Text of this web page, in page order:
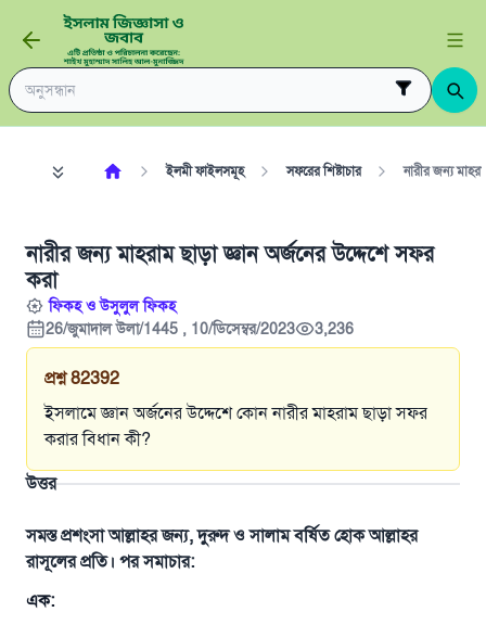
ইলমী ফাইলসমূহ সফরের শিষ্টাচার নারীর জন্য
নারীর জন্য মাহরাম ছাড়া জ্ঞান অর্জনের উদ্দেশে সফর
করা
ফিকহ ও উসুলুল ফিকহ
26/জুমাদাল উলা/1445 , 10/ডিসেম্বর/2023
3,236
প্রশ্ন 82392
ইসলামে জ্ঞান অর্জনের উদ্দেশে কোন নারীর মাহরাম ছাড়া সফর
করার বিধান কী?
উত্তর
সমস্ত প্রশংসা আল্লাহর জন্য, দুরুদ ও সালাম বর্ষিত হোক আল্লাহর
রাসূলের প্রতি। পর সমাচার:
এক: